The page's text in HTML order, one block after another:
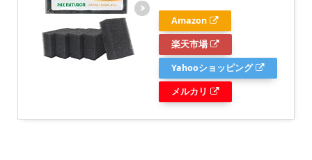
Amazon
楽天市場
Yahooショッピング
メルカリ